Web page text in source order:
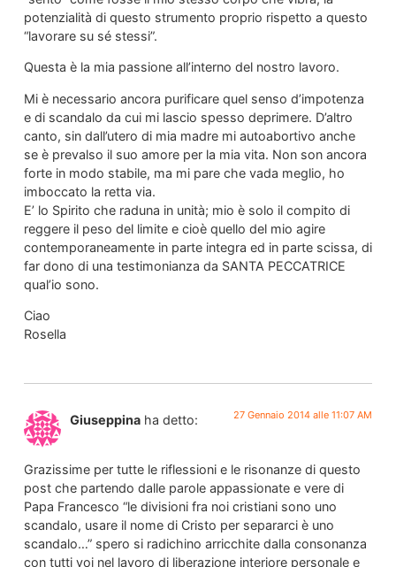
potenzialità di questo strumento proprio rispetto a questo
“lavorare su sé stessi”.
Questa è la mia passione all’interno del nostro lavoro.
Mi è necessario ancora purificare quel senso d’impotenza
e di scandalo da cui mi lascio spesso deprimere. D’altro
canto, sin dall’utero di mia madre mi autoabortivo anche
se è prevalso il suo amore per la mia vita. Non son ancora
forte in modo stabile, ma mi pare che vada meglio, ho
imboccato la retta via.
E’ lo Spirito che raduna in unità; mio è solo il compito di
reggere il peso del limite e cioè quello del mio agire
contemporaneamente in parte integra ed in parte scissa, di
far dono di una testimonianza da SANTA PECCATRICE
qual’io sono.
Ciao
Rosella
Giuseppina ha detto: 27 Gennaio 2014 alle 11:07 AM
Grazissime per tutte le riflessioni e le risonanze di questo
post che partendo dalle parole appassionate e vere di
Papa Francesco “le divisioni fra noi cristiani sono uno
scandalo, usare il nome di Cristo per separarci è uno
scandalo…” spero si radichino arricchite dalla consonanza
con tutti voi nel lavoro di liberazione interiore personale e